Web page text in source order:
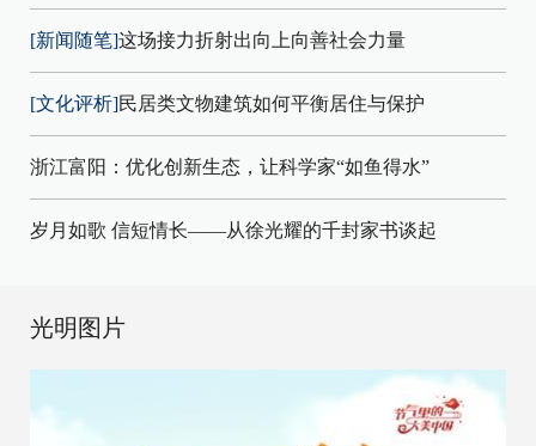
[新闻随笔]这场接力折射出向上向善社会力量
[文化评析]民居类文物建筑如何平衡居住与保护
浙江富阳：优化创新生态，让科学家“如鱼得水”
岁月如歌 信短情长——从徐光耀的千封家书谈起
光明图片